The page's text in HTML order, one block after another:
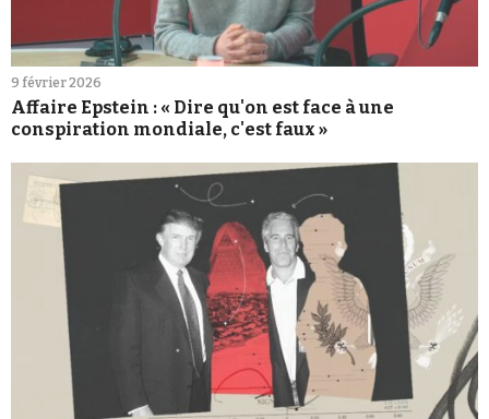
9 février 2026
Affaire Epstein : « Dire qu'on est face à une
conspiration mondiale, c'est faux »